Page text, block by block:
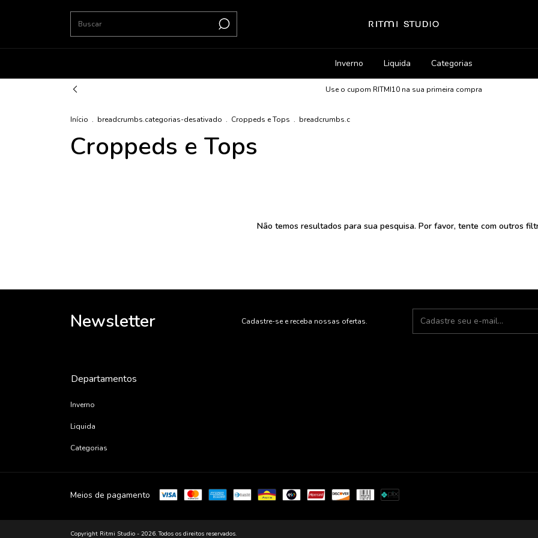
Inverno Liquida Categorias
Use o cupom RITMI10 na sua primeira compra
Início . breadcrumbs.categorias-desativado . Croppeds e Tops . breadcrumbs.c
Croppeds e Tops
Não temos resultados para sua pesquisa. Por favor, tente com outros
Newsletter Cadastre-se e receba nossas ofertas.
Departamentos
Inverno
Liquida
Categorias
Meios de pagamento
Copyright Ritmi Studio - 2026. Todos os direitos reservados.